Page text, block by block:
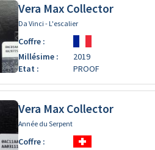
Vera Max Collector
Da Vinci - L'escalier
Coffre :
Millésime :
2019
Etat :
PROOF
Vera Max Collector
Année du Serpent
Coffre :